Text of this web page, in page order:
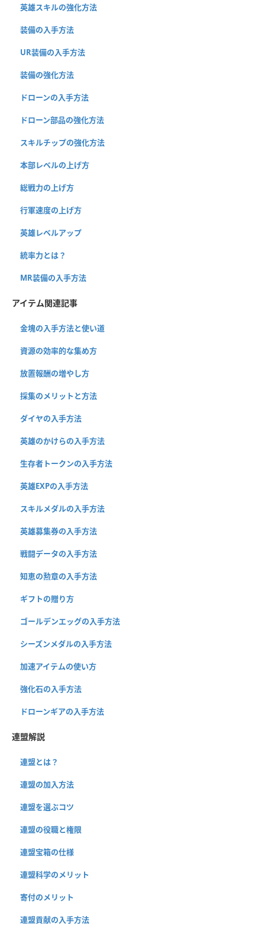
英雄スキルの強化方法
装備の入手方法
UR装備の入手方法
装備の強化方法
ドローンの入手方法
ドローン部品の強化方法
スキルチップの強化方法
本部レベルの上げ方
総戦力の上げ方
行軍速度の上げ方
英雄レベルアップ
統率力とは？
MR装備の入手方法
アイテム関連記事
金塊の入手方法と使い道
資源の効率的な集め方
放置報酬の増やし方
採集のメリットと方法
ダイヤの入手方法
英雄のかけらの入手方法
生存者トークンの入手方法
英雄EXPの入手方法
スキルメダルの入手方法
英雄募集券の入手方法
戦闘データの入手方法
知恵の勲章の入手方法
ギフトの贈り方
ゴールデンエッグの入手方法
シーズンメダルの入手方法
加速アイテムの使い方
強化石の入手方法
ドローンギアの入手方法
連盟解説
連盟とは？
連盟の加入方法
連盟を選ぶコツ
連盟の役職と権限
連盟宝箱の仕様
連盟科学のメリット
寄付のメリット
連盟貢献の入手方法